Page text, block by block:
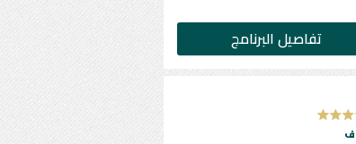
تفاصيل البرنامج